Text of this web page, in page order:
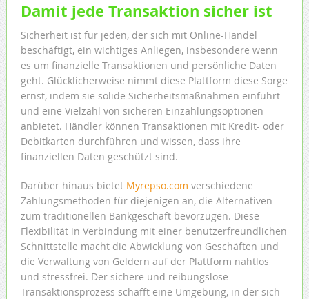
Damit jede Transaktion sicher ist
Sicherheit ist für jeden, der sich mit Online-Handel
beschäftigt, ein wichtiges Anliegen, insbesondere wenn
es um finanzielle Transaktionen und persönliche Daten
geht. Glücklicherweise nimmt diese Plattform diese Sorge
ernst, indem sie solide Sicherheitsmaßnahmen einführt
und eine Vielzahl von sicheren Einzahlungsoptionen
anbietet. Händler können Transaktionen mit Kredit- oder
Debitkarten durchführen und wissen, dass ihre
finanziellen Daten geschützt sind.
Darüber hinaus bietet Myrepso.com verschiedene
Zahlungsmethoden für diejenigen an, die Alternativen
zum traditionellen Bankgeschäft bevorzugen. Diese
Flexibilität in Verbindung mit einer benutzerfreundlichen
Schnittstelle macht die Abwicklung von Geschäften und
die Verwaltung von Geldern auf der Plattform nahtlos
und stressfrei. Der sichere und reibungslose
Transaktionsprozess schafft eine Umgebung, in der sich